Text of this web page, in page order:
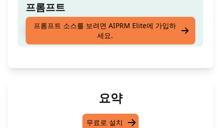
프롬프트
창업 아이디어를 얻으세요
프롬프트 소스를 보려면 AIPRM Elite에 가입하
세요.
요약
무료로 설치